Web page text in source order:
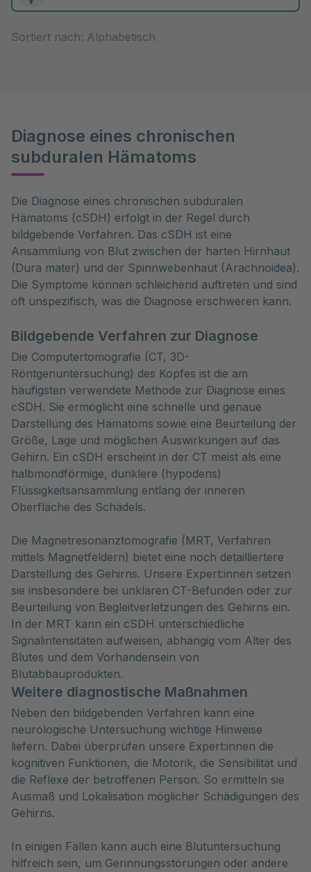
Diagnose eines chronischen
subduralen Hämatoms
Die Diagnose eines chronischen subduralen
Hämatoms (cSDH) erfolgt in der Regel durch
bildgebende Verfahren. Das cSDH ist eine
Ansammlung von Blut zwischen der harten Hirnhaut
(Dura mater) und der Spinnwebenhaut (Arachnoidea).
Die Symptome können schleichend auftreten und sind
oft unspezifisch, was die Diagnose erschweren kann.
Bildgebende Verfahren zur Diagnose
Die Computertomografie (CT, 3D-
Röntgenuntersuchung) des Kopfes ist die am
häufigsten verwendete Methode zur Diagnose eines
cSDH. Sie ermöglicht eine schnelle und genaue
Darstellung des Hämatoms sowie eine Beurteilung der
Größe, Lage und möglichen Auswirkungen auf das
Gehirn. Ein cSDH erscheint in der CT meist als eine
halbmondförmige, dunklere (hypodens)
Flüssigkeitsansammlung entlang der inneren
Oberfläche des Schädels.
Die Magnetresonanztomografie (MRT, Verfahren
mittels Magnetfeldern) bietet eine noch detailliertere
Darstellung des Gehirns. Unsere Expert:innen setzen
sie insbesondere bei unklaren CT-Befunden oder zur
Beurteilung von Begleitverletzungen des Gehirns ein.
In der MRT kann ein cSDH unterschiedliche
Signalintensitäten aufweisen, abhängig vom Alter des
Blutes und dem Vorhandensein von
Blutabbauprodukten.
Weitere diagnostische Maßnahmen
Neben den bildgebenden Verfahren kann eine
neurologische Untersuchung wichtige Hinweise
liefern. Dabei überprüfen unsere Expert:innen die
kognitiven Funktionen, die Motorik, die Sensibilität und
die Reflexe der betroffenen Person. So ermitteln sie
Ausmaß und Lokalisation möglicher Schädigungen des
Gehirns.
In einigen Fällen kann auch eine Blutuntersuchung
hilfreich sein, um Gerinnungsstörungen oder andere